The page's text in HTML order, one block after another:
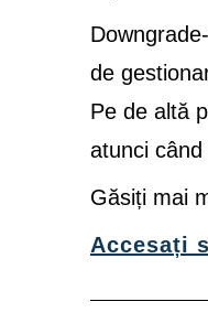
de
Pe de altă
atunci
Găsiți mai
Accesați